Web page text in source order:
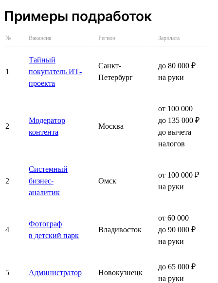
Примеры подработок
№ Вакансия Регион Зарплата
1
Тайный
покупатель ИТ-
проекта
Санкт-
Петербург
до 80 000 ₽
на руки
2
Модератор
контента
Москва
от 100 000
до 135 000 ₽
до вычета
налогов
2
Системный
бизнес-
аналитик
Омск
от 100 000 ₽
на руки
4
Фотограф
в детский парк
Владивосток
от 60 000
до 90 000 ₽
на руки
5 Администратор Новокузнецк
до 65 000 ₽
на руки